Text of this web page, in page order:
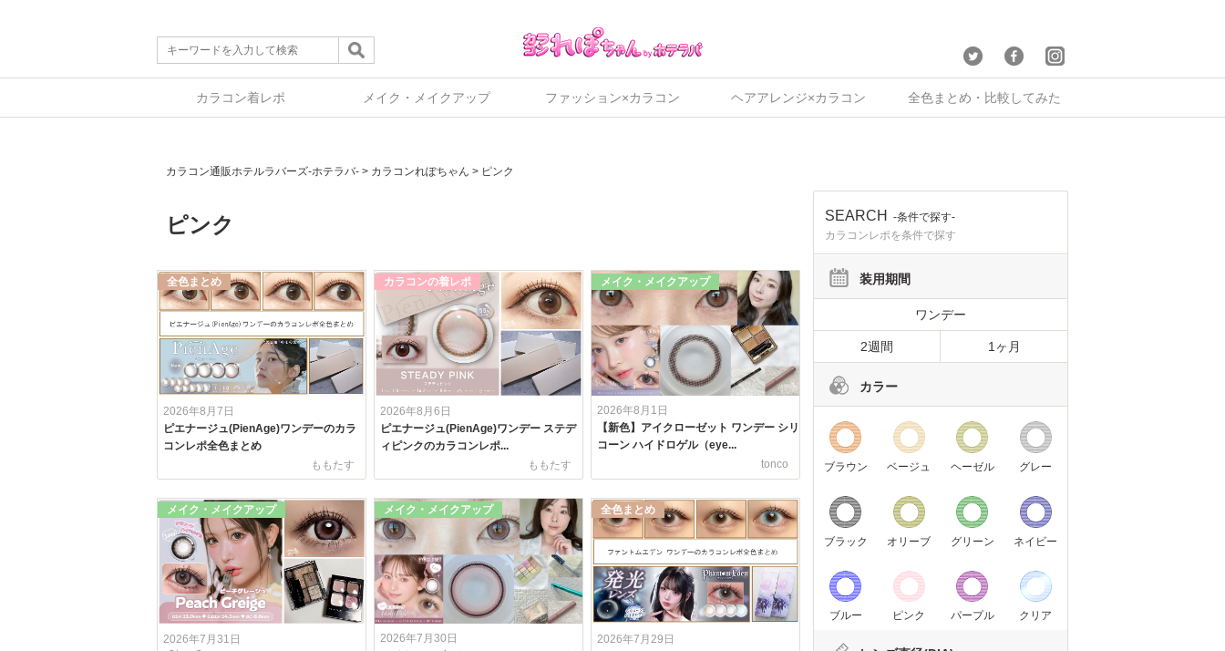
カラコン着レポ メイク・メイクアップ ファッション×カラコン ヘアアレンジ×カラコン 全色まとめ・比較してみた
カラコン通販ホテルラバーズ-ホテラバ- > カラコンれぽちゃん > ピンク
ピンク
全色まとめ
2026年8月7日
ピエナージュ(PienAge)ワンデーのカラ
コンレポ全色まとめ
ももたす
カラコンの着レポ
2026年8月6日
ピエナージュ(PienAge)ワンデー ステデ
ィピンクのカラコンレポ...
ももたす
メイク・メイクアップ
2026年8月1日
【新色】アイクローゼット ワンデー シリ
コーン ハイドロゲル（eye...
tonco
メイク・メイクアップ
2026年7月31日
メイク・メイクアップ
2026年7月30日
全色まとめ
2026年7月29日
SEARCH
-条件で探す-
カラコンレポを条件で探す
装用期間
ワンデー
2週間 1ヶ月
カラー
ブラウン ベージュ ヘーゼル グレー
ブラック オリーブ グリーン ネイビー
ブルー ピンク パープル クリア